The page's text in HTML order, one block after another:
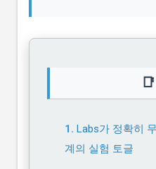
Labs가 정확히
계의 실험 토글